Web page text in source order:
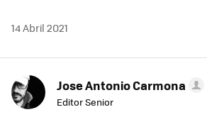
14 Abril 2021
Jose Antonio Carmona
Editor Senior